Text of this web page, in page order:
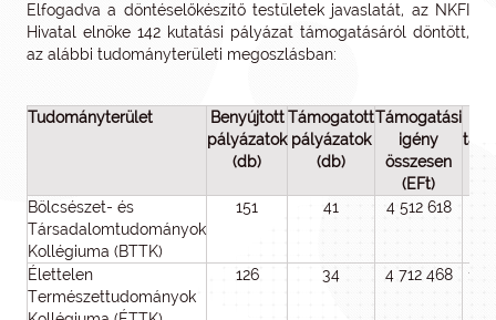
Elfogadva a döntéselőkészítő testületek javaslatát, az NKFI
Hivatal elnöke 142 kutatási pályázat támogatásáról döntött,
az alábbi tudományterületi megoszlásban:
Tudományterület
Benyújtott
pályázatok
(db)
Támogatott
pályázatok
(db)
Támogatási
igény
összesen
(EFt)
Bölcsészet- és
Társadalomtudományok
Kollégiuma (BTTK)
151 41 4 512 618
Élettelen
Természettudományok
126 34 4 712 468 1